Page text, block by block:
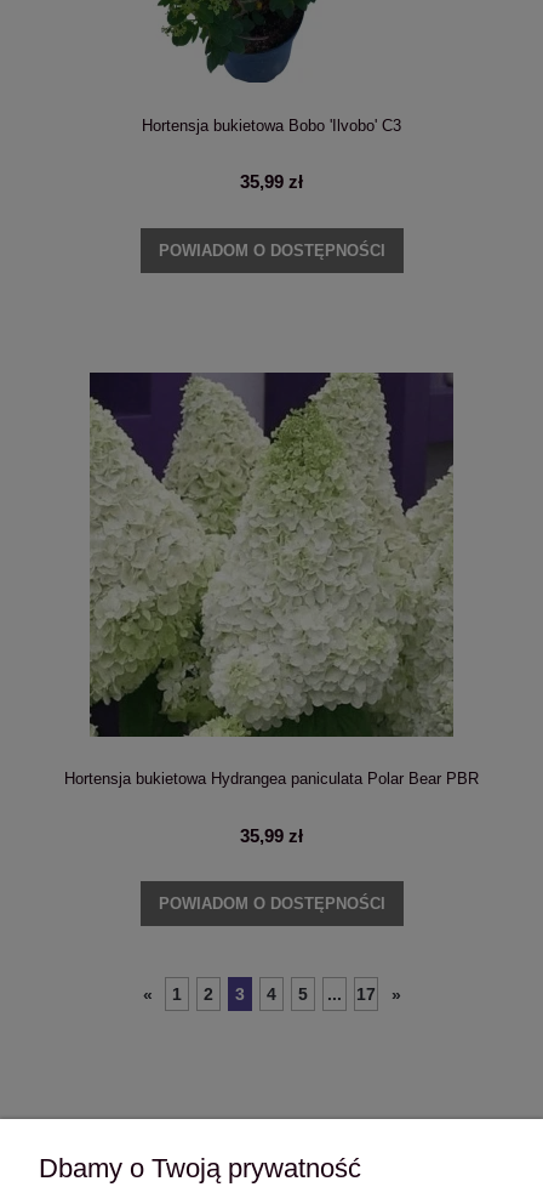
Hortensja bukietowa Bobo 'Ilvobo' C3
35,99 zł
POWIADOM O DOSTĘPNOŚCI
Hortensja bukietowa Hydrangea paniculata Polar Bear PBR
35,99 zł
POWIADOM O DOSTĘPNOŚCI
« 1 2 3 4 5 ... 17 »
Dbamy o Twoją prywatność